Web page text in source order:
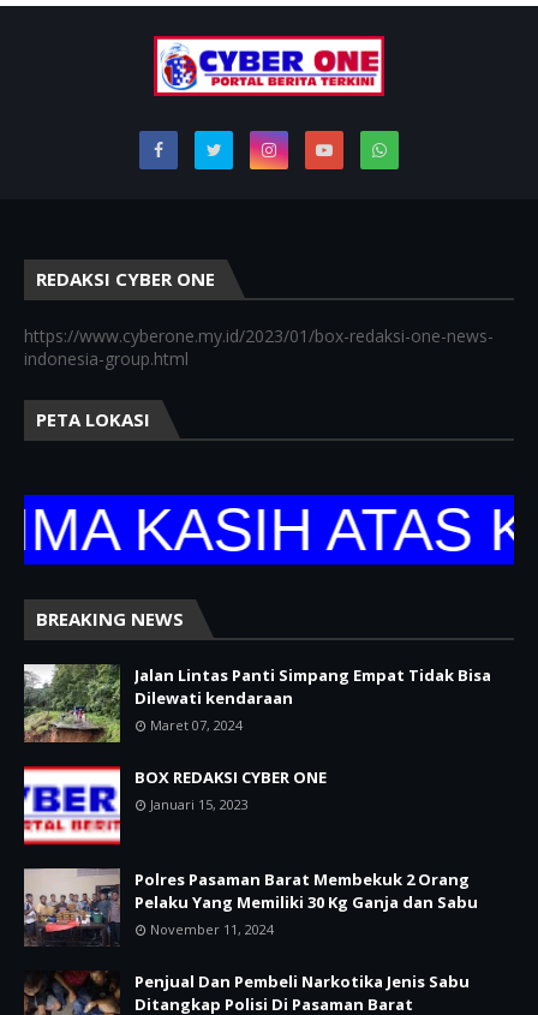
REDAKSI CYBER ONE
https://www.cyberone.my.id/2023/01/box-redaksi-one-news-
indonesia-group.html
PETA LOKASI
ATAS
BREAKING NEWS
Jalan Lintas Panti Simpang Empat Tidak Bisa
Dilewati kendaraan
Maret 07, 2024
BOX REDAKSI CYBER ONE
Januari 15, 2023
Polres Pasaman Barat Membekuk 2 Orang
Pelaku Yang Memiliki 30 Kg Ganja dan Sabu
November 11, 2024
Penjual Dan Pembeli Narkotika Jenis Sabu
Ditangkap Polisi Di Pasaman Barat